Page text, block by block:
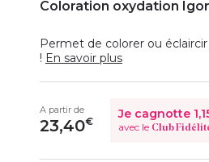
Coloration oxydation
Permet de colorer ou
! En savoir plus
A partir de
23,40€
Je cagnotte
avec le Club